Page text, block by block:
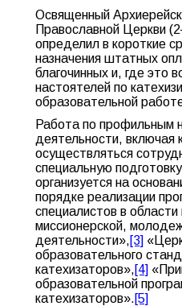
Освященный
Православной Церкви
определил в короткие
назначения штатных
благочинных и, где это
настоятелей по
образовательной
Работа по профильным
деятельности,
осуществляться
специальную
организуется на
порядке реализации
специалистов в области
миссионерской,
деятельности»,[3]
образовательного
катехизаторов»,[4]
образовательной
катехизаторов».[5]